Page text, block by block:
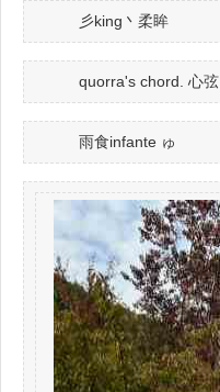
彡king丶柔眸
quorra's chord. 心弦
雨食infante ゅ